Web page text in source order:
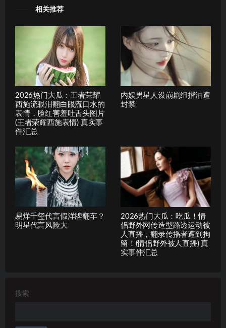
相关推荐
2026热门大瓜：王者荣耀
西施流眼泪翻白眼流口水的
表情，脸红害羞吐舌头图片
(王者荣耀西施表情) 真实事
件汇总
内娱男星人设崩剧组揩油遭
封禁
易烊千玺代言假洋牌翻车？
明星代言风险大
2026热门大瓜：吃瓜！情
侣野外网传造型路透运动被
人直播，翻录传播者遭到拘
留！(情侣野外被人直播) 真
实事件汇总
搜索